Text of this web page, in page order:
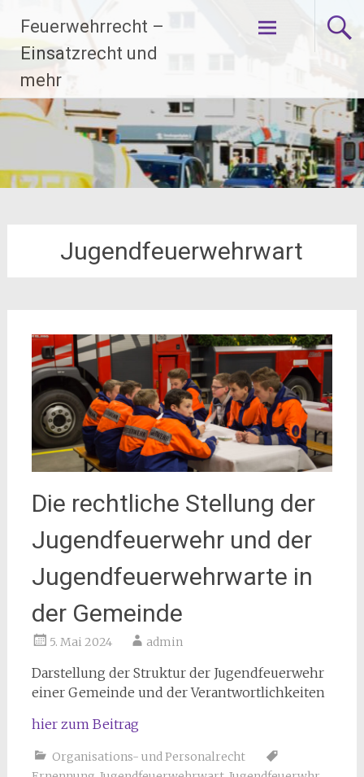
Inhalt
springen
Feuerwehrrecht –
Einsatzrecht und
mehr
Jugendfeuerwehrwart
Die rechtliche Stellung der
Jugendfeuerwehr und der
Jugendfeuerwehrwarte in
der Gemeinde
5. Mai 2024 admin
Darstellung der Struktur der Jugendfeuerwehr
einer Gemeinde und der Verantwortlichkeiten
hier zum Beitrag
Organisations- und Personalrecht